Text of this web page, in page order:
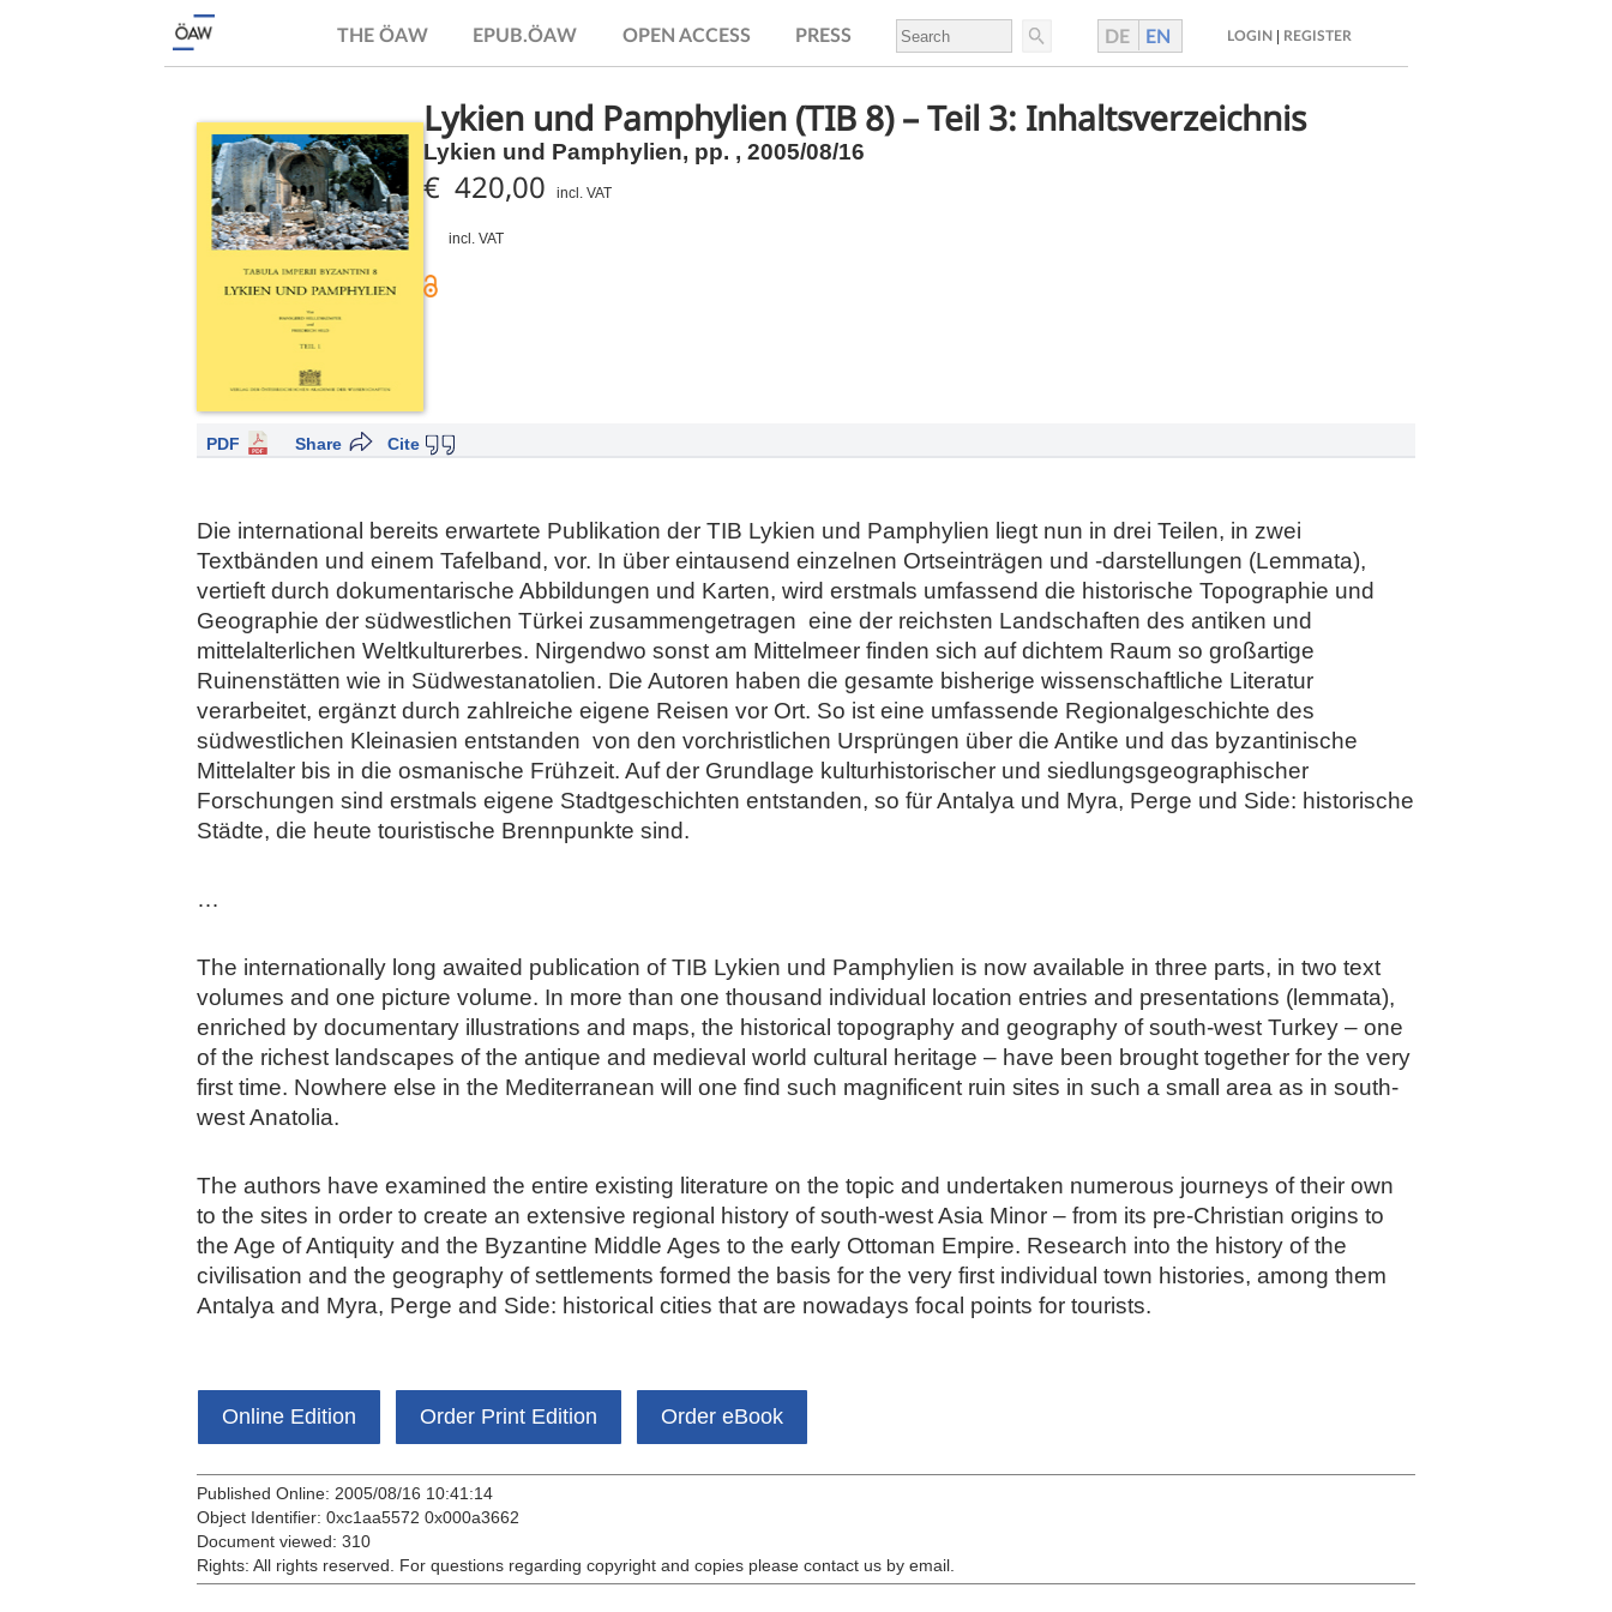
THE ÖAW EPUB.ÖAW OPEN ACCESS PRESS DE EN LOGIN REGISTER
Lykien und Pamphylien (TIB 8) – Teil 3: Inhaltsverzeichnis
Lykien und Pamphylien, pp. , 2005/08/16
€ 420,00 incl. VAT
incl. VAT
PDF Cite
Share
Die international bereits erwartete Publikation der TIB Lykien und Pamphylien liegt nun in drei Teilen, in zwei
Textbänden und einem Tafelband, vor. In über eintausend einzelnen Ortseinträgen und -darstellungen (Lemmata),
vertieft durch dokumentarische Abbildungen und Karten, wird erstmals umfassend die historische Topographie und
Geographie der südwestlichen Türkei zusammengetragen  eine der reichsten Landschaften des antiken und
mittelalterlichen Weltkulturerbes. Nirgendwo sonst am Mittelmeer finden sich auf dichtem Raum so großartige
Ruinenstätten wie in Südwestanatolien. Die Autoren haben die gesamte bisherige wissenschaftliche Literatur
verarbeitet, ergänzt durch zahlreiche eigene Reisen vor Ort. So ist eine umfassende Regionalgeschichte des
südwestlichen Kleinasien entstanden  von den vorchristlichen Ursprüngen über die Antike und das byzantinische
Mittelalter bis in die osmanische Frühzeit. Auf der Grundlage kulturhistorischer und siedlungsgeographischer
Forschungen sind erstmals eigene Stadtgeschichten entstanden, so für Antalya und Myra, Perge und Side: historische
Städte, die heute touristische Brennpunkte sind.
…
The internationally long awaited publication of TIB Lykien und Pamphylien is now available in three parts, in two text
volumes and one picture volume. In more than one thousand individual location entries and presentations (lemmata),
enriched by documentary illustrations and maps, the historical topography and geography of south-west Turkey – one
of the richest landscapes of the antique and medieval world cultural heritage – have been brought together for the very
first time. Nowhere else in the Mediterranean will one find such magnificent ruin sites in such a small area as in south-
west Anatolia.
The authors have examined the entire existing literature on the topic and undertaken numerous journeys of their own
to the sites in order to create an extensive regional history of south-west Asia Minor – from its pre-Christian origins to
the Age of Antiquity and the Byzantine Middle Ages to the early Ottoman Empire. Research into the history of the
civilisation and the geography of settlements formed the basis for the very first individual town histories, among them
Antalya and Myra, Perge and Side: historical cities that are nowadays focal points for tourists.
Online Edition Order Print Edition Order eBook
Published Online: 2005/08/16 10:41:14
Object Identifier: 0xc1aa5572 0x000a3662
Document viewed: 310
Rights: All rights reserved. For questions regarding copyright and copies please contact us by email